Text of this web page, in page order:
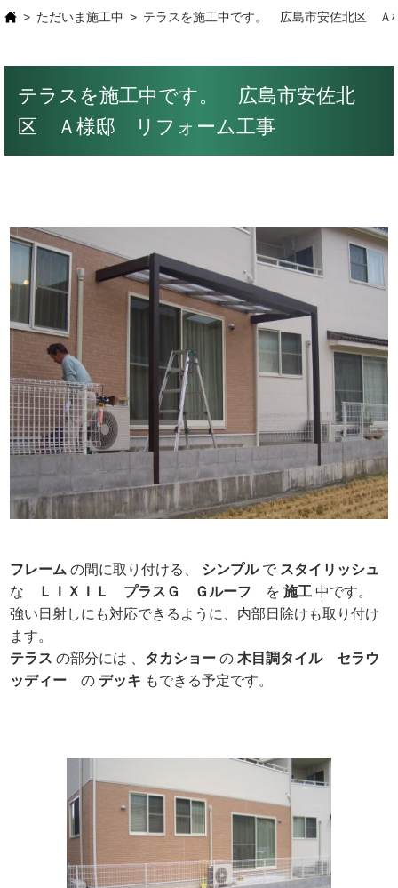
ただいま施工中 テラスを施工中です。 広島市安佐北区 Ａ
テラスを施工中です。 広島市安佐北
区 Ａ様邸 リフォーム工事
フレームの間に取り付ける、 シンプル で スタイリッシュ
な
ＬＩＸＩＬ プラスＧ Ｇルーフ を 施工 中です。
強い日射しにも対応できるように、内部日除けも取り付け
ます。
テラスの部分には 、 タカショーの木目調タイル
セラウ
ッディー の デッキ もできる予定です。